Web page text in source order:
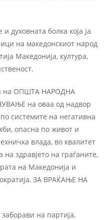
духовната болка која ја
на македонскиот народ
Македонија, култура,
на ОПШТА НАРОДНА
на оваа од надвор
системите на негативна
опасна по живот и
влада, во квалитет
здравјето на граѓаните,
на Македонија и
ЗА ВРАЌАЊЕ НА
на партија,